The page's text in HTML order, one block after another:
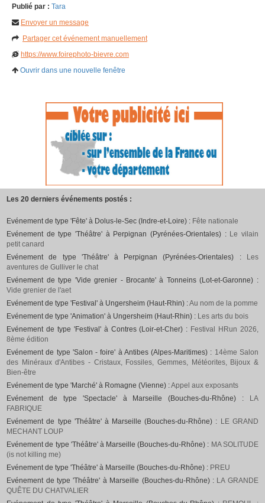
Publié par : Tara
Envoyer un message
Partager cet événement manuellement
https://www.foirephoto-bievre.com
Ouvrir dans une nouvelle fenêtre
Les 20 derniers événements postés :
Evénement de type 'Fête' à Dolus-le-Sec (Indre-et-Loire) : Fête nationale
Evénement de type 'Théâtre' à Perpignan (Pyrénées-Orientales) : Le vilain
petit canard
Evénement de type 'Théâtre' à Perpignan (Pyrénées-Orientales) :
Les
aventures de Gulliver le chat
Evénement de type 'Vide grenier - Brocante' à Tonneins (Lot-et-Garonne) :
Vide grenier de l'aet
Evénement de type 'Festival' à Ungersheim (Haut-Rhin) :Au nom de la pomme
Evénement de type 'Animation' à Ungersheim (Haut-Rhin) : Les arts du bois
Evénement de type 'Festival' à Contres (Loir-et-Cher) : Festival HRun 2026,
8ème édition
Evénement de type 'Salon - foire' à Antibes (Alpes-Maritimes) : 14ème Salon
des Minéraux d'Antibes - Cristaux, Fossiles, Gemmes, Météorites, Bijoux &
Bien-être
Evénement de type 'Marché' à Romagne (Vienne) :Appel aux exposants
Evénement de type 'Spectacle' à Marseille (Bouches-du-Rhône) :
LA
FABRIQUE
Evénement de type 'Théâtre' à Marseille (Bouches-du-Rhône) : LE GRAND
MECHANT LOUP
Evénement de type 'Théâtre' à Marseille (Bouches-du-Rhône) : MA SOLITUDE
(is not killing me)
Evénement de type 'Théâtre' à Marseille (Bouches-du-Rhône) : PREU
Evénement de type 'Théâtre' à Marseille (Bouches-du-Rhône) : LA GRANDE
QUÊTE DU CHATVALIER